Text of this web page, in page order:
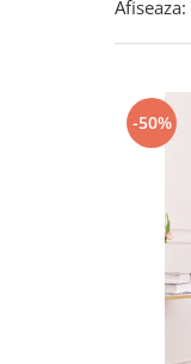
Afiseaza:
-50%